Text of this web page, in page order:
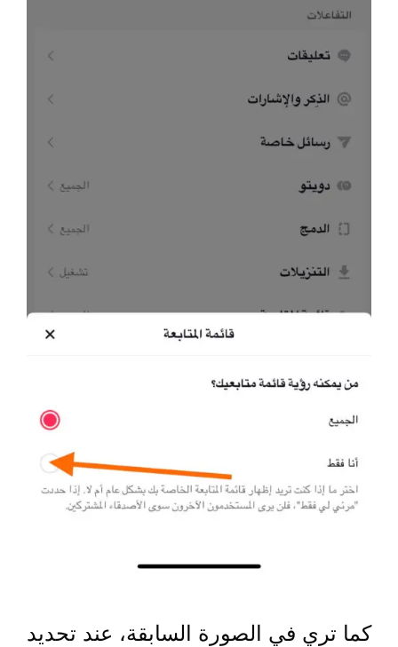
كما تري في الصورة السابقة، عند تحديد